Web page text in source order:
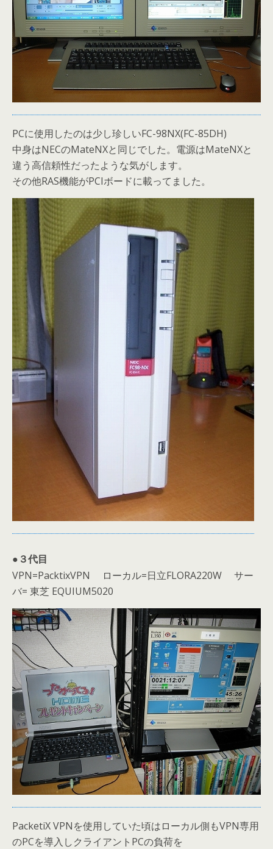
PCに使用したのは少し珍しいFC-98NX(FC-85DH)
中身はNECのMateNXと同じでした。電源はMateNXと
違う高信頼性だったような気がします。
その他RAS機能がPCIボードに載ってました。
●３代目
VPN=PacktixVPN ローカル=日立FLORA220W サー
バ= 東芝 EQUIUM5020
PacketiX VPNを使用していた頃はローカル側もVPN専用
のPCを導入しクライアントPCの負荷を